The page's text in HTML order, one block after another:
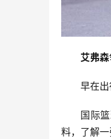
艾弗
早在
国际
料，了解一